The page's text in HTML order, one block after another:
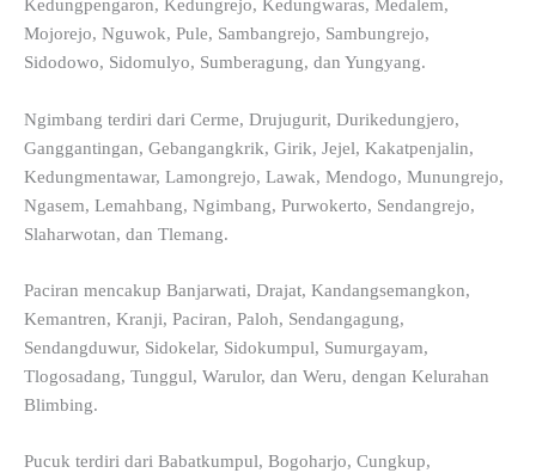
Kedungpengaron, Kedungrejo, Kedungwaras, Medalem,
Mojorejo, Nguwok, Pule, Sambangrejo, Sambungrejo,
Sidodowo, Sidomulyo, Sumberagung, dan Yungyang.
Ngimbang terdiri dari Cerme, Drujugurit, Durikedungjero,
Ganggantingan, Gebangangkrik, Girik, Jejel, Kakatpenjalin,
Kedungmentawar, Lamongrejo, Lawak, Mendogo, Munungrejo,
Ngasem, Lemahbang, Ngimbang, Purwokerto, Sendangrejo,
Slaharwotan, dan Tlemang.
Paciran mencakup Banjarwati, Drajat, Kandangsemangkon,
Kemantren, Kranji, Paciran, Paloh, Sendangagung,
Sendangduwur, Sidokelar, Sidokumpul, Sumurgayam,
Tlogosadang, Tunggul, Warulor, dan Weru, dengan Kelurahan
Blimbing.
Pucuk terdiri dari Babatkumpul, Bogoharjo, Cungkup,